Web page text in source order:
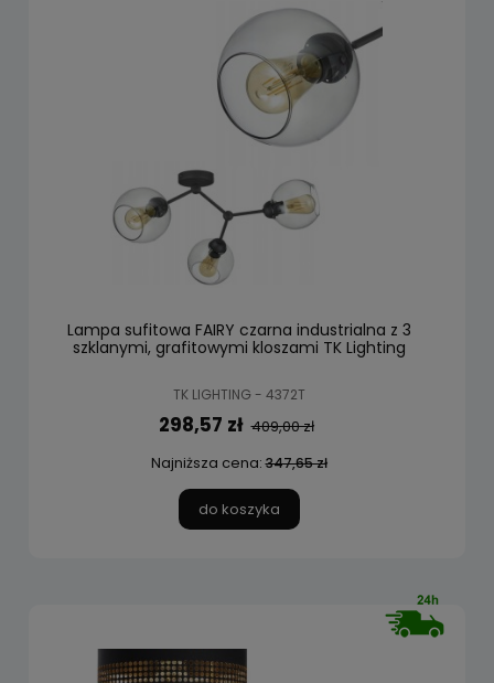
Lampa sufitowa FAIRY czarna industrialna z 3
szklanymi, grafitowymi kloszami TK Lighting
TK LIGHTING - 4372T
298,57 zł 409,00 zł
Najniższa cena:347,65 zł
do koszyka